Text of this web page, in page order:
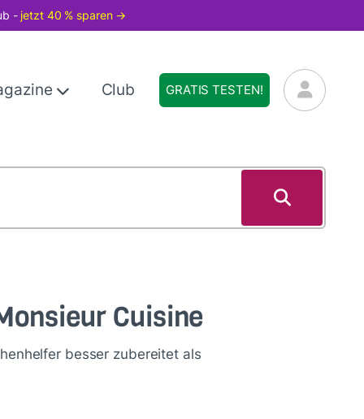
- jetzt 40 % sparen →
Club GRATIS TESTEN!
Cuisine
besser zubereitet als